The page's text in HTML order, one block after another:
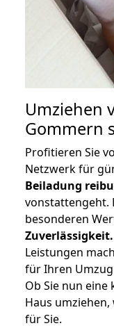
Umziehen
Gommern
Profitieren Sie
Netzwerk für
Beiladung
vonstattengeht.
besonderen
Zuverlässigkeit.
Leistungen
für Ihren
Ob Sie nun
Haus
für Sie.